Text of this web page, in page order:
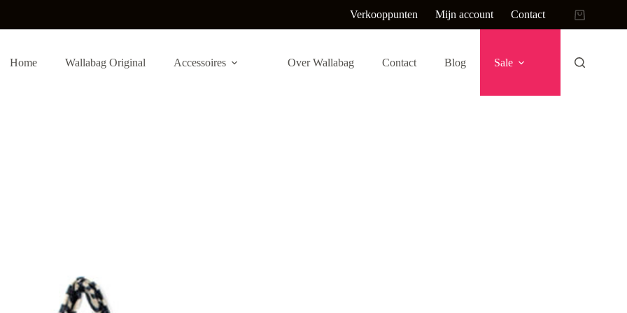
Verkooppunten Mijn account Contact
Home Wallabag Original Accessoires Over Wallabag Contact Blog Sale